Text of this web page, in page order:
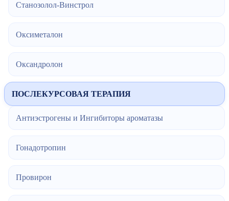
Станозолол-Винстрол
Оксиметалон
Оксандролон
ПОСЛЕКУРСОВАЯ ТЕРАПИЯ
Антиэстрогены и Ингибиторы ароматазы
Гонадотропин
Провирон